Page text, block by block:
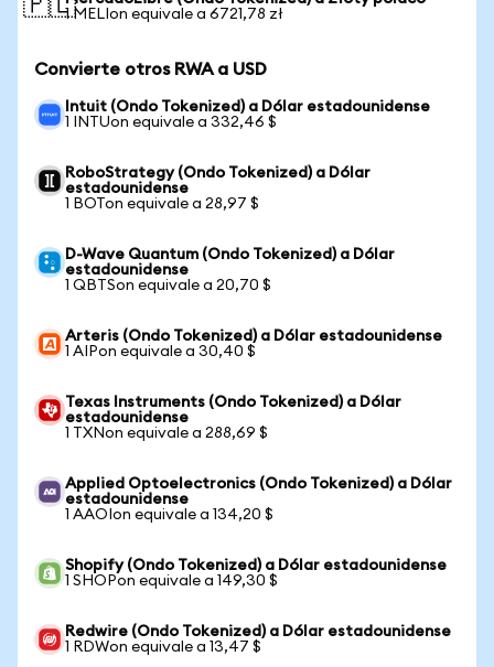
🇵🇱1 MELIon equivale a 6721,78 zł
Convierte otros RWA a USD
Intuit (Ondo Tokenized) a Dólar estadounidense
1 INTUon equivale a 332,46 $
RoboStrategy (Ondo Tokenized) a Dólar
estadounidense
1 BOTon equivale a 28,97 $
D-Wave Quantum (Ondo Tokenized) a Dólar
estadounidense
1 QBTSon equivale a 20,70 $
Arteris (Ondo Tokenized) a Dólar estadounidense
1 AIPon equivale a 30,40 $
Texas Instruments (Ondo Tokenized) a Dólar
estadounidense
1 TXNon equivale a 288,69 $
Applied Optoelectronics (Ondo Tokenized) a Dólar
estadounidense
1 AAOIon equivale a 134,20 $
Shopify (Ondo Tokenized) a Dólar estadounidense
1 SHOPon equivale a 149,30 $
Redwire (Ondo Tokenized) a Dólar estadounidense
1 RDWon equivale a 13,47 $